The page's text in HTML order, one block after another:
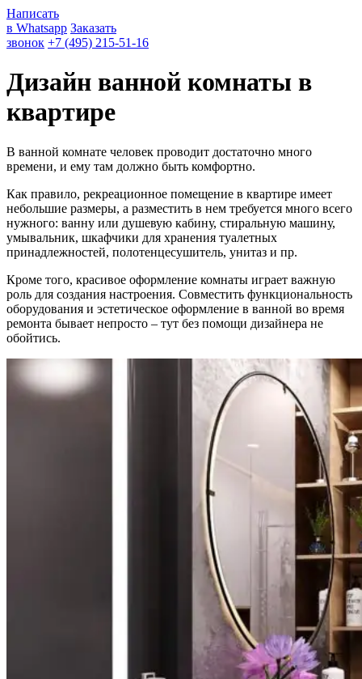
Написать
в Whatsapp Заказать
звонок +7 (495) 215-51-16
Дизайн ванной комнаты в
квартире
В ванной комнате человек проводит достаточно много
времени, и ему там должно быть комфортно.
Как правило, рекреационное помещение в квартире имеет
небольшие размеры, а разместить в нем требуется много всего
нужного: ванну или душевую кабину, стиральную машину,
умывальник, шкафчики для хранения туалетных
принадлежностей, полотенцесушитель, унитаз и пр.
Кроме того, красивое оформление комнаты играет важную
роль для создания настроения. Совместить функциональность
оборудования и эстетическое оформление в ванной во время
ремонта бывает непросто – тут без помощи дизайнера не
обойтись.